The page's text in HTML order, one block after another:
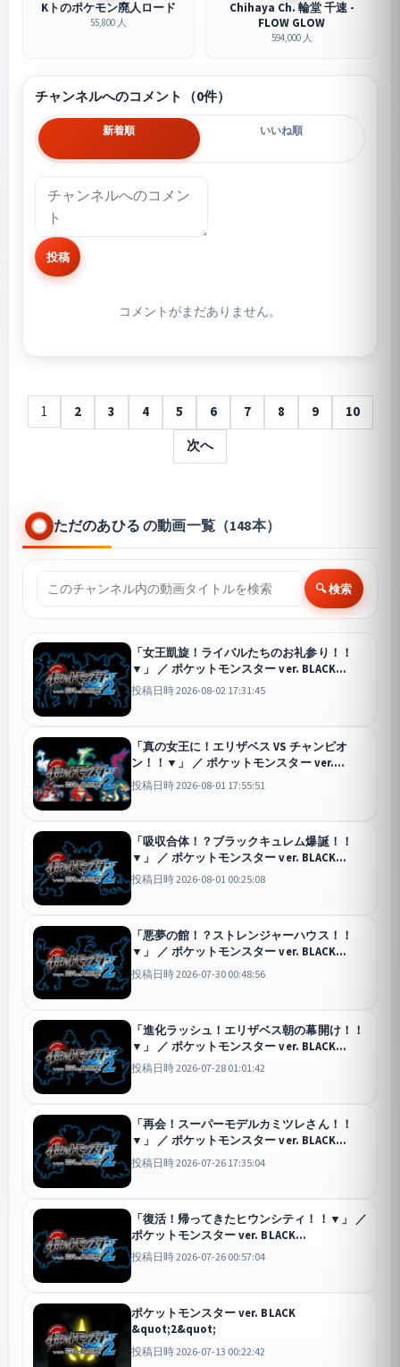
Kトのポケモン廃人ロード
55,800 人
Chihaya Ch. 輪堂 千速 -
FLOW GLOW
594,000 人
チャンネルへのコメント（0件）
新着順 いいね順
投稿
コメントがまだありません。
1 2 3 4 5 6 7 8 9
10
次へ
ただのあひる の動画一覧（148本）
🔍 検索
「女王凱旋！ライバルたちのお礼参り！！
▼」 ／ ポケットモンスター ver. BLACK
&quot;2&quot; #9
投稿日時 2026-08-02 17:31:45
「真の女王に！エリザベス VS チャンピオ
ン！！▼」 ／ ポケットモンスター ver.
BLACK &quot;2&quot; #8 (エンディング)
投稿日時 2026-08-01 17:55:51
「吸収合体！？ブラックキュレム爆誕！！
▼」 ／ ポケットモンスター ver. BLACK
&quot;2&quot; #7
投稿日時 2026-08-01 00:25:08
「悪夢の館！？ストレンジャーハウス！！
▼」 ／ ポケットモンスター ver. BLACK
&quot;2&quot; #5
投稿日時 2026-07-30 00:48:56
「進化ラッシュ！エリザベス朝の幕開け！！
▼」 ／ ポケットモンスター ver. BLACK
&quot;2&quot; #4
投稿日時 2026-07-28 01:01:42
「再会！スーパーモデルカミツレさん！！
▼」 ／ ポケットモンスター ver. BLACK
&quot;2&quot; #3
投稿日時 2026-07-26 17:35:04
「復活！帰ってきたヒウンシティ！！▼」 ／
ポケットモンスター ver. BLACK
&quot;2&quot; #2
投稿日時 2026-07-26 00:57:04
ポケットモンスター ver. BLACK
&quot;2&quot;
投稿日時 2026-07-13 00:22:42